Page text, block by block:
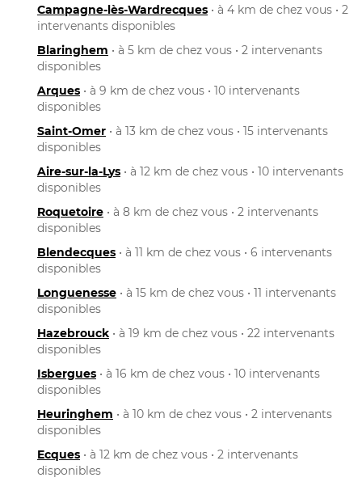
Campagne-lès-Wardrecques • à 4 km de chez vous • 2
intervenants disponibles
Blaringhem • à 5 km de chez vous • 2 intervenants
disponibles
Arques • à 9 km de chez vous • 10 intervenants
disponibles
Saint-Omer • à 13 km de chez vous • 15 intervenants
disponibles
Aire-sur-la-Lys • à 12 km de chez vous • 10 intervenants
disponibles
Roquetoire • à 8 km de chez vous • 2 intervenants
disponibles
Blendecques • à 11 km de chez vous • 6 intervenants
disponibles
Longuenesse • à 15 km de chez vous • 11 intervenants
disponibles
Hazebrouck • à 19 km de chez vous • 22 intervenants
disponibles
Isbergues • à 16 km de chez vous • 10 intervenants
disponibles
Heuringhem • à 10 km de chez vous • 2 intervenants
disponibles
Ecques • à 12 km de chez vous • 2 intervenants
disponibles